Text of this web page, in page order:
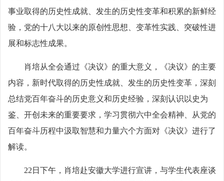
事业取得的历史性成就、发生的历史性变革和积累的新鲜经
验，党的十八大以来的原创性思想、变革性实践、突破性进
展和标志性成果。
肖培从全会通过《决议》的重大意义，《决议》的主要
内容，新时代取得的历史性成就、发生的历史性变革，深刻
总结党百年奋斗的历史意义和历史经验，深刻认识以史为
鉴、开创未来的重要要求，学习贯彻六中全会精神、从党的
百年奋斗历程中汲取智慧和力量六个方面对《决议》进行了
解读。
22日下午，肖培赴安徽大学进行宣讲，与学生代表座谈